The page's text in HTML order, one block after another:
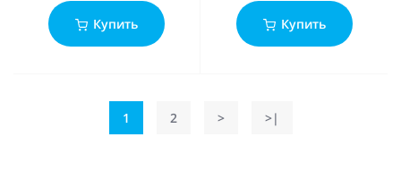
Купить Купить
1 2 > >|